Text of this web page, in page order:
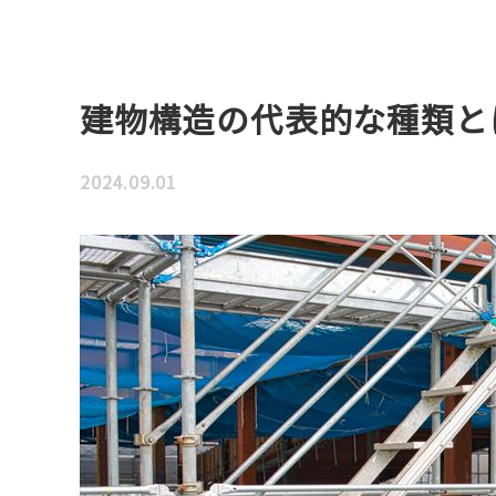
建物構造の代表的な種類
2024.09.01